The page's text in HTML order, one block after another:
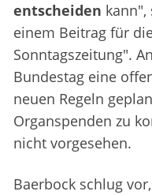
entscheiden kann",
einem Beitrag für
Sonntagszeitung".
Bundestag eine
neuen Regeln
Organspenden zu
nicht vorgesehen.
Baerbock schlug